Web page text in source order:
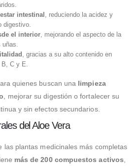
intestinal , reduciendo la acidez y
digestivo.
el interior, mejorando el aspecto de la
uñas.
, gracias a su alto contenido en
B, C y E.
quienes buscan una limpieza
, mejorar su digestión o fortalecer su
y sin efectos secundarios.
del Aloe Vera
las plantas medicinales más completas
más de 200 compuestos activos